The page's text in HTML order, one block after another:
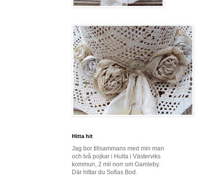
Hitta hit
Jag bor tillsammans med min man
och två pojkar i Hulta i Västerviks
kommun, 2 mil norr om Gamleby.
Där hittar du Sofias Bod.